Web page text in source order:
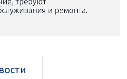
и ремонта.